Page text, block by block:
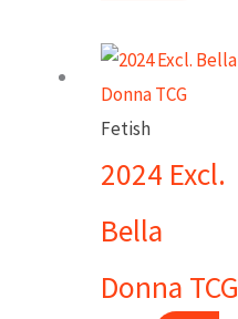
Fetish
2024 Excl.
Bella
Donna TCG